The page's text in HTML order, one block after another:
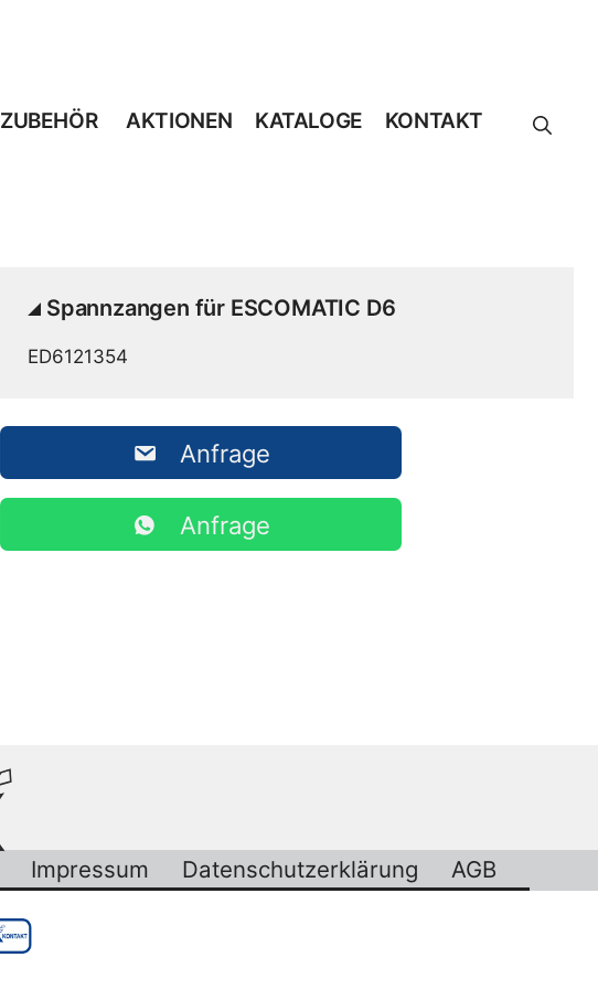
ZUBEHÖR AKTIONEN KATALOGE KONTAKT
Spannzangen für ESCOMATIC D6
ED6121354
Anfrage
Anfrage
Impressum Datenschutzerklärung AGB